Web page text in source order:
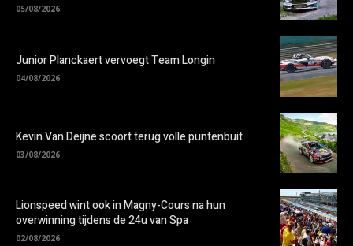
05/08/2026
Junior Planckaert vervoegt Team Longin
04/08/2026
Kevin Van Deijne scoort terug volle puntenbuit
03/08/2026
Lionspeed wint ook in Magny-Cours na hun
overwinning tijdens de 24u van Spa
02/08/2026